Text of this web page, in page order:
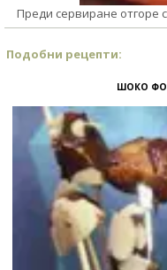
Преди сервиране отгоре
Подобни рецепти:
ШОКО